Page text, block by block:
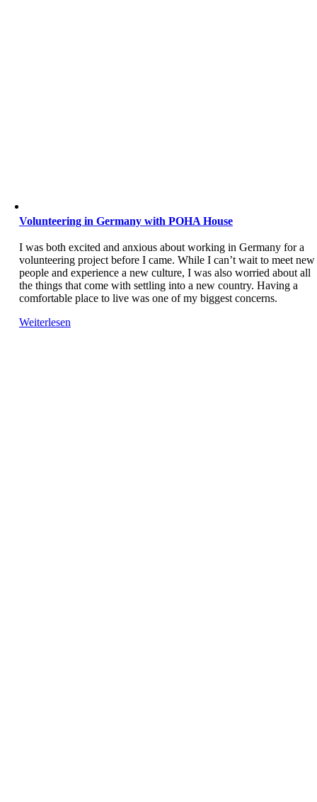
Volunteering in Germany with POHA House
I was both excited and anxious about working in Germany for a
volunteering project before I came. While I can’t wait to meet new
people and experience a new culture, I was also worried about all
the things that come with settling into a new country. Having a
comfortable place to live was one of my biggest concerns.
Weiterlesen